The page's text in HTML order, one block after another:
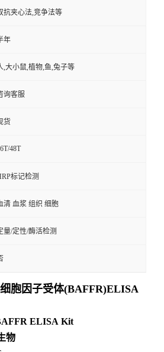
抗夹心法,竞争法等
年
,大小鼠,植物,鱼,兔子等
询客服
货
48T
标记检测
清 血浆 组织 细胞
量/定性/酶活检测
胞因子受体(BAFFR)ELISA
ELISA Kit
物